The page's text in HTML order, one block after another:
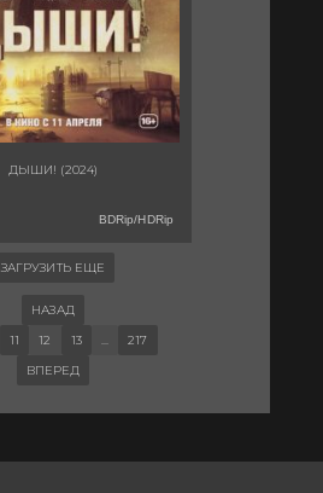
ДЫШИ! (2024)
BDRip/HDRip
ЗАГРУЗИТЬ ЕЩЕ
НАЗАД
11 12 13 ...
217
ВПЕРЕД